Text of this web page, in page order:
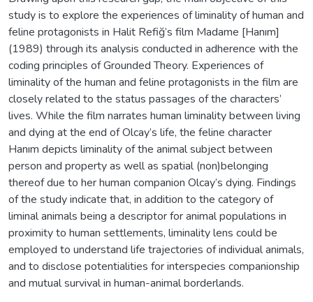
study is to explore the experiences of liminality of human and
feline protagonists in Halit Refiğ’s film Madame [Hanım]
(1989) through its analysis conducted in adherence with the
coding principles of Grounded Theory. Experiences of
liminality of the human and feline protagonists in the film are
closely related to the status passages of the characters’
lives. While the film narrates human liminality between living
and dying at the end of Olcay’s life, the feline character
Hanım depicts liminality of the animal subject between
person and property as well as spatial (non)belonging
thereof due to her human companion Olcay’s dying. Findings
of the study indicate that, in addition to the category of
liminal animals being a descriptor for animal populations in
proximity to human settlements, liminality lens could be
employed to understand life trajectories of individual animals,
and to disclose potentialities for interspecies companionship
and mutual survival in human-animal borderlands.